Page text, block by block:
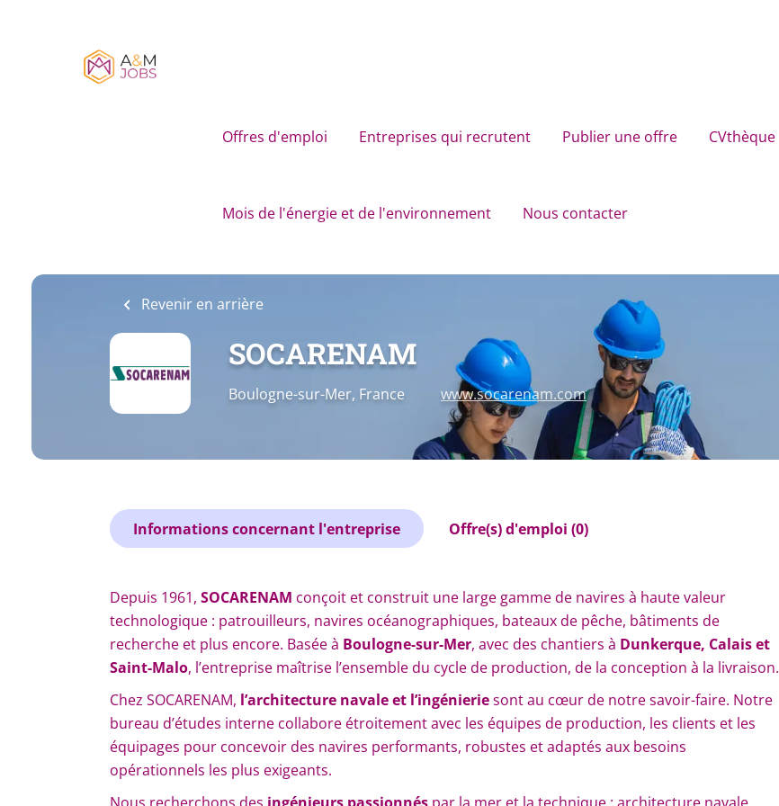
Offres d'emploi Entreprises qui recrutent Publier une offre CVthèque
Mois de l'énergie et de l'environnement Nous contacter
Revenir en arrière
SOCARENAM
Boulogne-sur-Mer, France www.socarenam.com
Informations concernant l'entreprise Offre(s) d'emploi (0)
Depuis 1961, SOCARENAM conçoit et construit une large gamme de navires à haute valeur
technologique : patrouilleurs, navires océanographiques, bateaux de pêche, bâtiments de
recherche et plus encore. Basée à Boulogne-sur-Mer, avec des chantiers à Dunkerque, Calais et
Saint-Malo, l’entreprise maîtrise l’ensemble du cycle de production, de la conception à la livraison.
Chez SOCARENAM, l’architecture navale et l’ingénieriesont au cœur de notre savoir-faire. Notre
bureau d’études interne collabore étroitement avec les équipes de production, les clients et les
équipages pour concevoir des navires performants, robustes et adaptés aux besoins
opérationnels les plus exigeants.